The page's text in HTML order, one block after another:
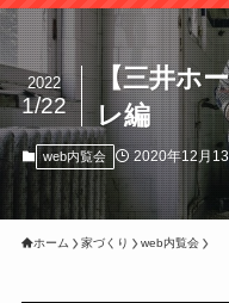
【三井ホ
レ編
2022
1/22
web内覧会 2020年12月
ホーム 家づくり web内覧会